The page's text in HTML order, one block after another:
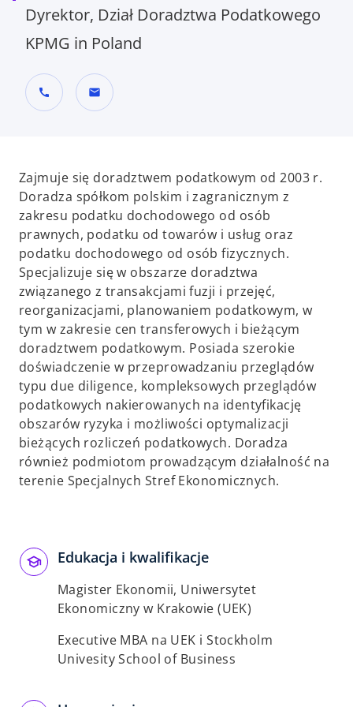
Dyrektor, Dział Doradztwa Podatkowego
KPMG in Poland
call mail
Zajmuje się doradztwem podatkowym od 2003 r.
Doradza spółkom polskim i zagranicznym z
zakresu podatku dochodowego od osób
prawnych, podatku od towarów i usług oraz
podatku dochodowego od osób fizycznych.
Specjalizuje się w obszarze doradztwa
związanego z transakcjami fuzji i przejęć,
reorganizacjami, planowaniem podatkowym, w
tym w zakresie cen transferowych i bieżącym
doradztwem podatkowym. Posiada szerokie
doświadczenie w przeprowadzaniu przeglądów
typu due diligence, kompleksowych przeglądów
podatkowych nakierowanych na identyfikację
obszarów ryzyka i możliwości optymalizacji
bieżących rozliczeń podatkowych. Doradza
również podmiotom prowadzącym działalność na
terenie Specjalnych Stref Ekonomicznych.
Edukacja i kwalifikacje
Magister Ekonomii, Uniwersytet
Ekonomiczny w Krakowie (UEK)
Executive MBA na UEK i Stockholm
Univesity School of Business